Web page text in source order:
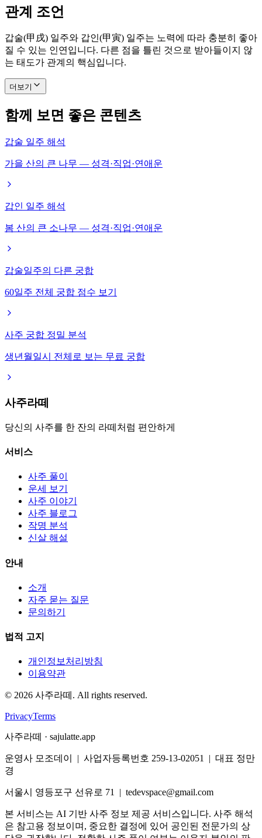
관계 조언
갑술(甲戌) 일주와 갑인(甲寅) 일주는 노력에 따라 충분히 좋아
질 수 있는 인연입니다. 다른 점을 틀린 것으로 받아들이지 않
는 태도가 관계의 핵심입니다.
더보기
함께 보면 좋은 콘텐츠
갑술 일주 해석
가을 산의 큰 나무 — 성격·직업·연애운
갑인 일주 해석
봄 산의 큰 소나무 — 성격·직업·연애운
갑술일주의 다른 궁합
60일주 전체 궁합 점수 보기
사주 궁합 정밀 분석
생년월일시 전체로 보는 무료 궁합
사주라떼
당신의 사주를 한 잔의 라떼처럼 편안하게
서비스
사주 풀이
운세 보기
사주 이야기
사주 블로그
작명 분석
신살 해설
안내
소개
자주 묻는 질문
문의하기
법적 고지
개인정보처리방침
이용약관
© 2026 사주라떼. All rights reserved.
PrivacyTerms
사주라떼 · sajulatte.app
운영사 모조데이 | 사업자등록번호 259-13-02051 | 대표 정만
경
서울시 영등포구 선유로 71 | tedevspace@gmail.com
본 서비스는 AI 기반 사주 정보 제공 서비스입니다. 사주 해석
은 참고용 정보이며, 중요한 결정에 있어 공인된 전문가의 상